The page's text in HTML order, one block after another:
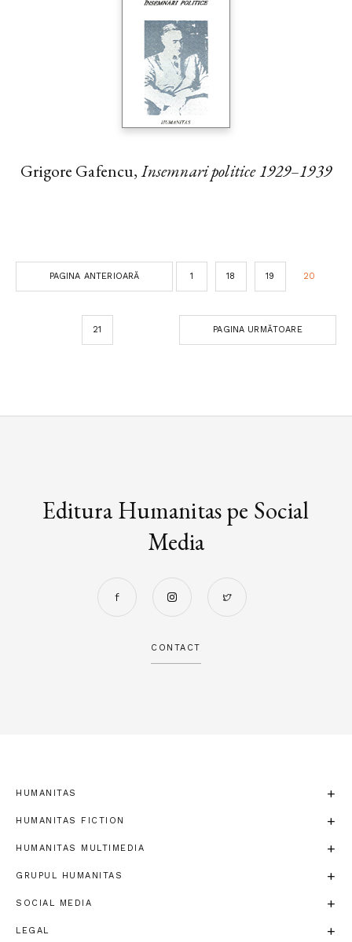
Grigore Gafencu,Insemnari politice 1929–1939
1
PAGINA ANTERIOARĂ 18 19 20
21 PAGINA URMĂTOARE
Editura Humanitas pe Social
Media
CONTACT
HUMANITAS
HUMANITAS FICTION
HUMANITAS MULTIMEDIA
GRUPUL HUMANITAS
SOCIAL MEDIA
LEGAL